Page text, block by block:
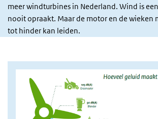
meer windturbines in Nederland. Wind is
nooit opraakt. Maar de motor en de wieken
tot hinder kan leiden.
afbeelding